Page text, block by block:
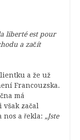
liberté est pour
a začít
a že už
Francouzska.
má
začal
a řekla: „Jste